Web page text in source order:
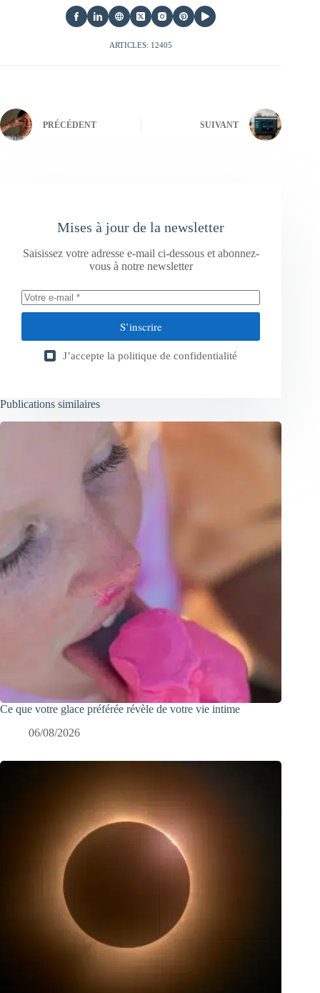
ARTICLES: 12405
PRÉCÉDENT SUIVANT
Mises à jour de la newsletter
Saisissez votre adresse e-mail ci-dessous et abonnez-
vous à notre newsletter
S’inscrire
J’accepte la politique de confidentialité
Publications similaires
Ce que votre glace préférée révèle de votre vie intime
06/08/2026